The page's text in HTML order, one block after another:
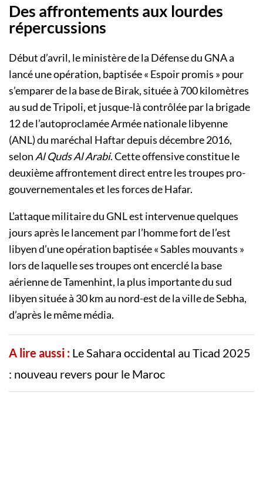
Des affrontements aux lourdes
répercussions
Début d’avril, le ministère de la Défense du GNA a
lancé une opération, baptisée « Espoir promis » pour
s’emparer de la base de Birak, située à 700 kilomètres
au sud de Tripoli, et jusque-là contrôlée par la brigade
12 de l’autoproclamée Armée nationale libyenne
(ANL) du maréchal Haftar depuis décembre 2016,
selon Al Quds Al Arabi. Cette offensive constitue le
deuxième affrontement direct entre les troupes pro-
gouvernementales et les forces de Hafar.
L’attaque militaire du GNL est intervenue quelques
jours après le lancement par l’homme fort de l’est
libyen d’une opération baptisée « Sables mouvants »
lors de laquelle ses troupes ont encerclé la base
aérienne de Tamenhint, la plus importante du sud
libyen située à 30 km au nord-est de la ville de Sebha,
d’après le même média.
A lire aussi : Le Sahara occidental au Ticad 2025
: nouveau revers pour le Maroc